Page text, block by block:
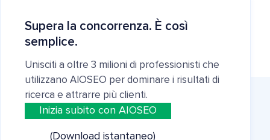
Supera la concorrenza. È così
semplice.
Unisciti a oltre 3 milioni di professionisti che
utilizzano AIOSEO per dominare i risultati di
ricerca e attrarre più clienti.
Inizia subito con AIOSEO
(Download istantaneo)